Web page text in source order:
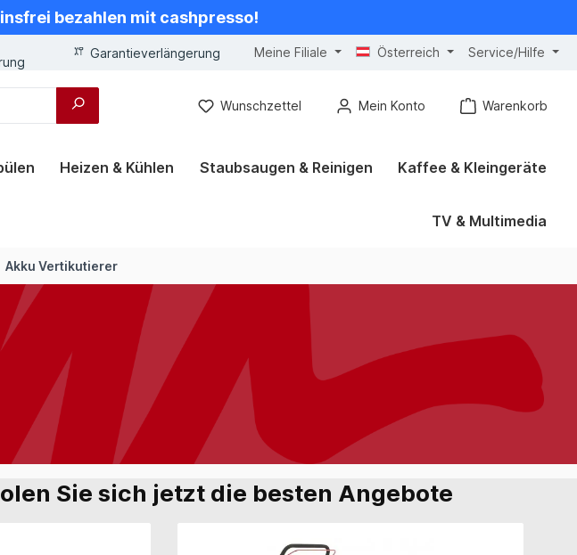
bezahlen mit cashpresso!
Garantieverlängerung Meine Filiale Österreich Service/Hilfe
Wunschzettel Mein Konto Warenkorb
Heizen & Kühlen Staubsaugen & Reinigen Kaffee & Kleingeräte
TV & Multimedia
Akku Vertikutierer
Sie sich jetzt die besten Angebote